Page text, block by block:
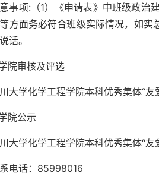
事项:（1）《申请表》中班级政治
方面务必符合班级实际情况，如
话。
院审核及评选
大学化学工程学院本科优秀集体“
院公示
大学化学工程学院本科优秀集体“
电话：85998016